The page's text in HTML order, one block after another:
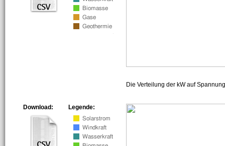
Die Verteilung der kW auf
Legende:
Download: